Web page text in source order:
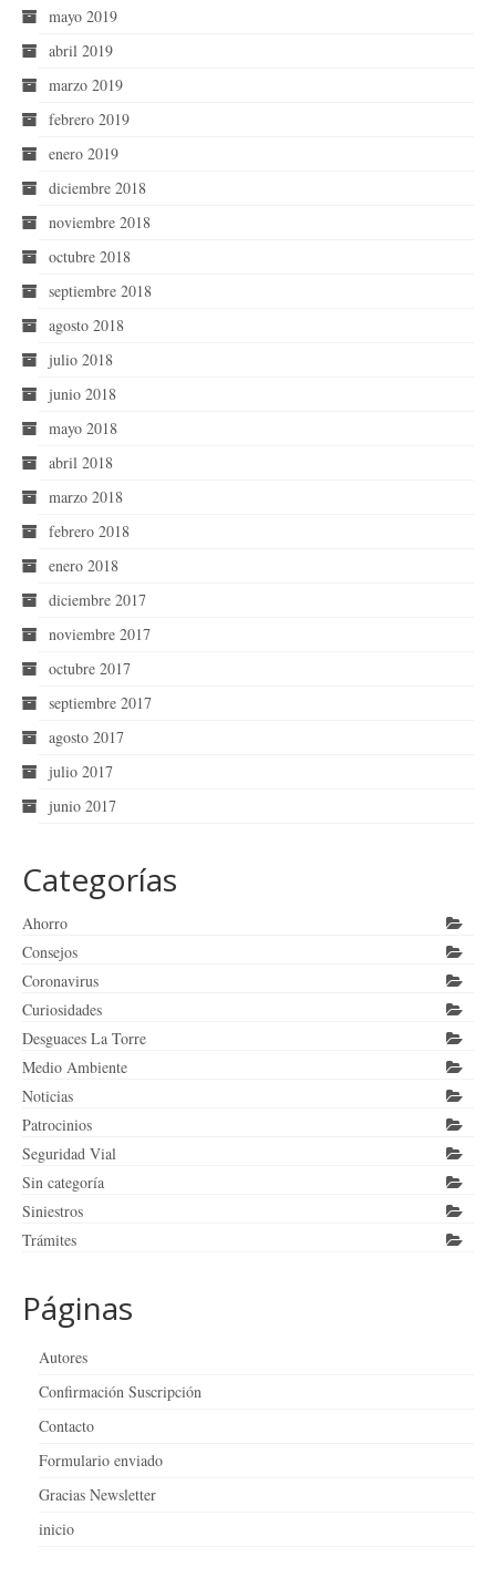
mayo 2019
abril 2019
marzo 2019
febrero 2019
enero 2019
diciembre 2018
noviembre 2018
octubre 2018
septiembre 2018
agosto 2018
julio 2018
junio 2018
mayo 2018
abril 2018
marzo 2018
febrero 2018
enero 2018
diciembre 2017
noviembre 2017
octubre 2017
septiembre 2017
agosto 2017
julio 2017
junio 2017
Categorías
Ahorro
Consejos
Coronavirus
Curiosidades
Desguaces La Torre
Medio Ambiente
Noticias
Patrocinios
Seguridad Vial
Sin categoría
Siniestros
Trámites
Páginas
Autores
Confirmación Suscripción
Contacto
Formulario enviado
Gracias Newsletter
inicio